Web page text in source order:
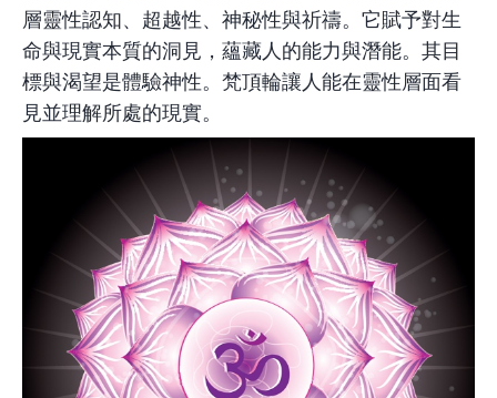
層靈性認知、超越性、神秘性與祈禱。它賦予對生
命與現實本質的洞見，蘊藏人的能力與潛能。其目
標與渴望是體驗神性。梵頂輪讓人能在靈性層面看
見並理解所處的現實。